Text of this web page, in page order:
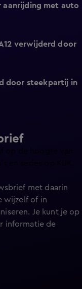
aanrijding met auto
verwijderd door
door steekpartij in
met daarin
wijzelf of in
Je kunt je op
informatie de